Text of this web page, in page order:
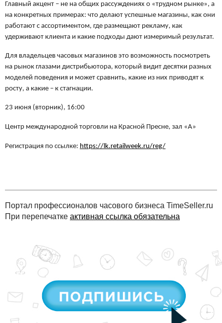
Главный акцент – не на общих рассуждениях о «трудном рынке», а
на конкретных примерах: что делают успешные магазины, как они
работают с ассортиментом, где размещают рекламу, как
удерживают клиента и какие подходы дают измеримый результат.
Для владельцев часовых магазинов это возможность посмотреть
на рынок глазами дистрибьютора, который видит десятки разных
моделей поведения и может сравнить, какие из них приводят к
росту, а какие – к стагнации.
23 июня (вторник), 16:00
Центр международной торговли на Красной Пресне, зал «А»
Регистрация по ссылке: https://lk.retailweek.ru/reg/
Портал профессионалов часового бизнеса TimeSeller.ru
При перепечатке активная ссылка обязательна